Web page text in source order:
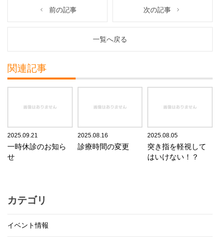
前の記事 次の記事
一覧へ戻る
関連記事
2025.09.21
一時休診のお知ら
せ
2025.08.16
診療時間の変更
2025.08.05
突き指を軽視して
はいけない！？
カテゴリ
イベント情報